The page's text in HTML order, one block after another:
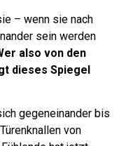
– wenn sie nach
sein werden
also von den
dieses Spiegel
gegeneinander bis
von